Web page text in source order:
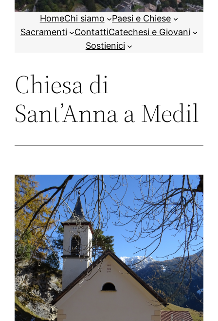
HomeChi siamo
Paesi e Chiese
Sacramenti
ContattiCatechesi e Giovani
Sostienici
Chiesa di
Sant’Anna a Medil